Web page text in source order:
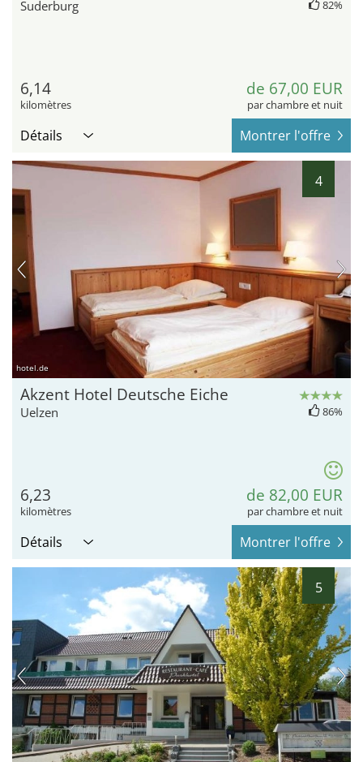
Suderburg 82%
6,14
kilomètres
de 67,00 EUR
par chambre et nuit
Détails Montrer l'offre
4
hotel.de
Akzent Hotel Deutsche Eiche
Uelzen 86%
6,23
kilomètres
de 82,00 EUR
par chambre et nuit
Détails Montrer l'offre
5